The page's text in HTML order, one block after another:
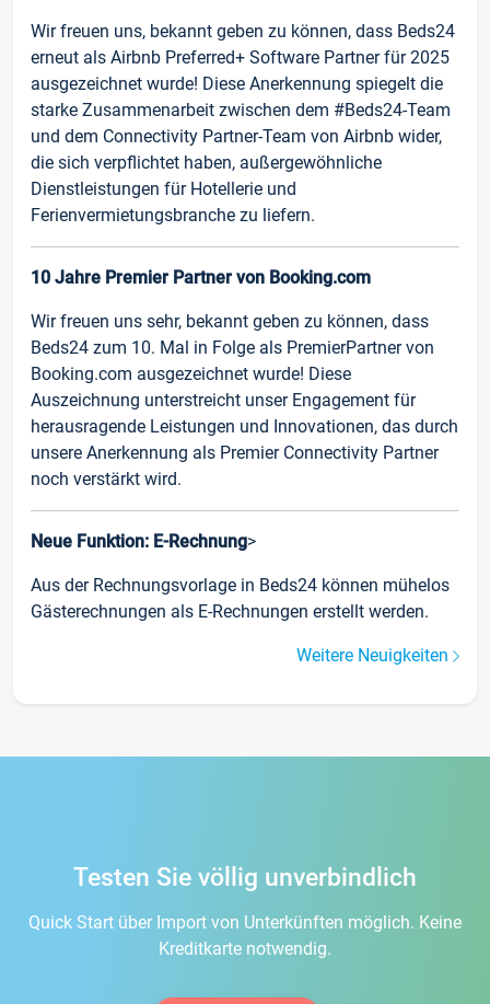
Wir freuen uns, bekannt geben zu können, dass Beds24
erneut als Airbnb Preferred+ Software Partner für 2025
ausgezeichnet wurde! Diese Anerkennung spiegelt die
starke Zusammenarbeit zwischen dem #Beds24-Team
und dem Connectivity Partner-Team von Airbnb wider,
die sich verpflichtet haben, außergewöhnliche
Dienstleistungen für Hotellerie und
Ferienvermietungsbranche zu liefern.
10 Jahre Premier Partner von Booking.com
Wir freuen uns sehr, bekannt geben zu können, dass
Beds24 zum 10. Mal in Folge als PremierPartner von
Booking.com ausgezeichnet wurde! Diese
Auszeichnung unterstreicht unser Engagement für
herausragende Leistungen und Innovationen, das durch
unsere Anerkennung als Premier Connectivity Partner
noch verstärkt wird.
Neue Funktion: E-Rechnung>
Aus der Rechnungsvorlage in Beds24 können mühelos
Gästerechnungen als E-Rechnungen erstellt werden.
Weitere Neuigkeiten
Testen Sie völlig unverbindlich
Quick Start über Import von Unterkünften möglich. Keine
Kreditkarte notwendig.